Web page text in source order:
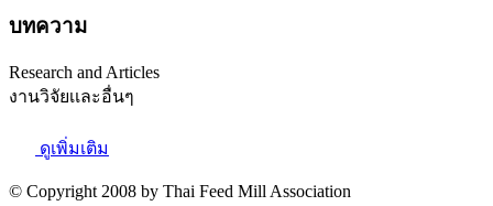
บทความ
Research and Articles
งานวิจัยเเละอื่นๆ
ดูเพิ่มเติม